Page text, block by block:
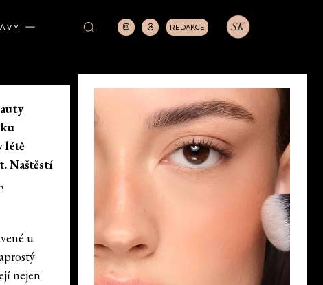
REDAKCE
létě
Naštěstí
u
nejen